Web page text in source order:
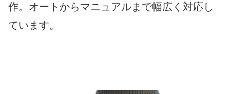
作。オートからマニュアルまで幅広く対応し
ています。